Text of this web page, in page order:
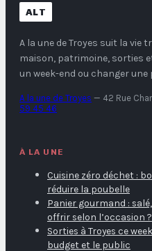
ALT
A la une de Troyes suit la vie
maison, patrimoine, sorties
un week-end ou changer une
A la une de Troyes — 42 Rue
59 45 46
À LA UNE
Cuisine zéro déchet :
réduire la poubelle
Panier gourmand :
offrir selon l’occasion ?
Sorties à Troyes ce
budget et le public